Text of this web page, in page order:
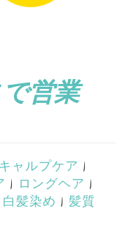
営業
ャルプケア |
| ロングヘア |
白髪染め | 髪質